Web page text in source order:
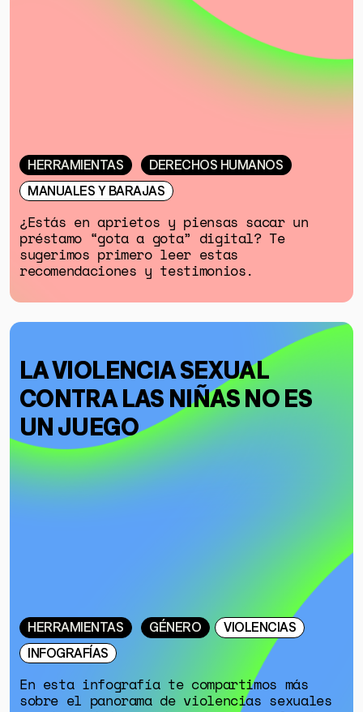
GÉNERO
DERECHOS HUMANOS
SALUD MENTAL
EMERGENCIA CLIMÁTICA
HERRAMIENTAS
SOBRE MUTANTE
DONACIONES
ESPECIALES
HERRAMIENTAS
DERECHOS HUMANOS
MANUALES Y BARAJAS
¿Estás en aprietos y piensas sacar un
préstamo “gota a gota” digital? Te
sugerimos primero leer estas
recomendaciones y testimonios.
LA VIOLENCIA SEXUAL
CONTRA LAS NIÑAS NO ES
UN JUEGO
HERRAMIENTAS GÉNERO
VIOLENCIAS
INFOGRAFÍAS
En esta infografía te compartimos más
sobre el panorama de violencias sexuales